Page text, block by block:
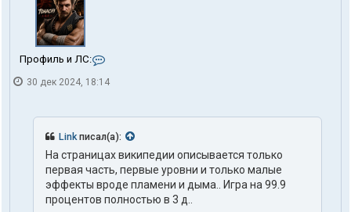
Профиль и ЛС:
н
к
т
ы
п
о
л
ь
30 дек 2024, 18:14
Linkписал(а):
На страницах википедии описывается только
первая часть, первые уровни и только малые
эффекты вроде пламени и дыма.. Игра на 99.9
процентов полностью в 3 д..